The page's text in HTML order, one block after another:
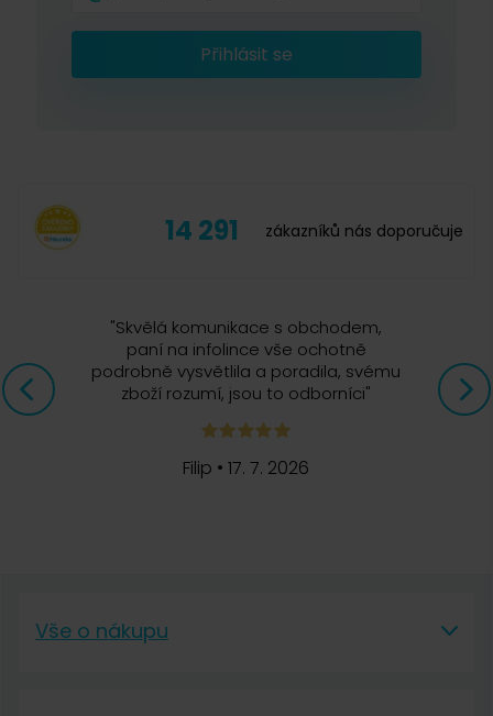
Přihlásit se
14 291 zákazníků nás doporučuje
"Skvělá komunikace s obchodem,
paní na infolince vše ochotně
podrobně vysvětlila a poradila, svému
zboží rozumí, jsou to odborníci"
Filip •17. 7. 2026
Vše o nákupu